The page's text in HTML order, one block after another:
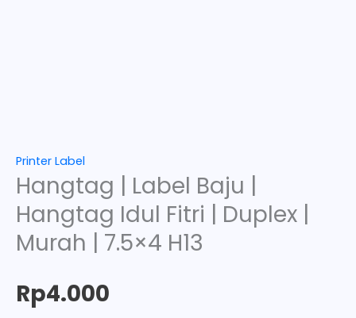
Printer Label
Hangtag | Label Baju |
Hangtag Idul Fitri | Duplex |
Murah | 7.5×4 H13
Rp4.000